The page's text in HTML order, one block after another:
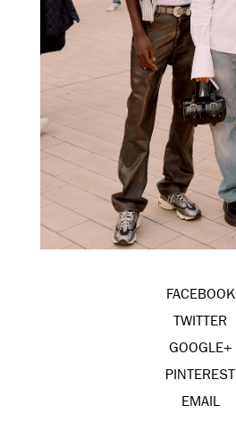
FACEBOOK
TWITTER
GOOGLE+
PINTEREST
EMAIL